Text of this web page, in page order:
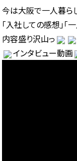
今は大阪で一人暮ら
「入社しての感想」「
内容盛り沢山っ
インタビュー動画